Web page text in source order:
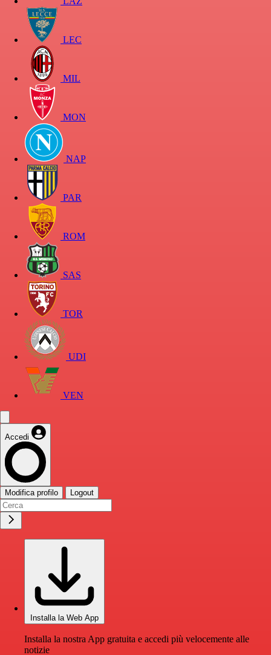
LEC
MIL
MON
NAP
PAR
ROM
SAS
TOR
UDI
VEN
Accedi
Modifica profilo Logout
Installa la Web App
Installa la nostra App gratuita e accedi più velocemente alle
notizie